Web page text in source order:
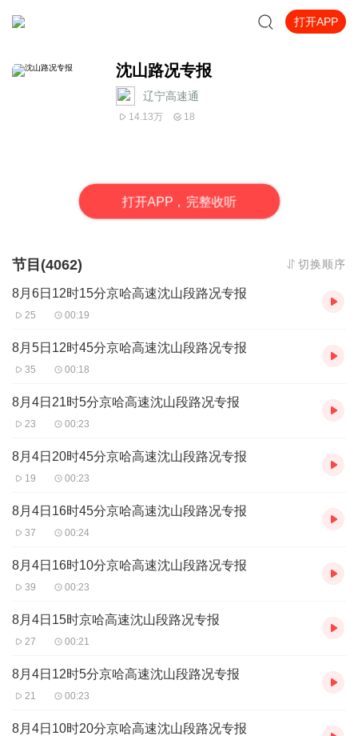
打开APP
沈山路况专报
辽宁高速通
14.13万 18
打开APP，完整收听
节目(4062) 切换顺序
8月6日12时15分京哈高速沈山段路况专报
25 00:19
8月5日12时45分京哈高速沈山段路况专报
35 00:18
8月4日21时5分京哈高速沈山段路况专报
23 00:23
8月4日20时45分京哈高速沈山段路况专报
19 00:23
8月4日16时45分京哈高速沈山段路况专报
37 00:24
8月4日16时10分京哈高速沈山段路况专报
39 00:23
8月4日15时京哈高速沈山段路况专报
27 00:21
8月4日12时5分京哈高速沈山段路况专报
21 00:23
8月4日10时20分京哈高速沈山段路况专报